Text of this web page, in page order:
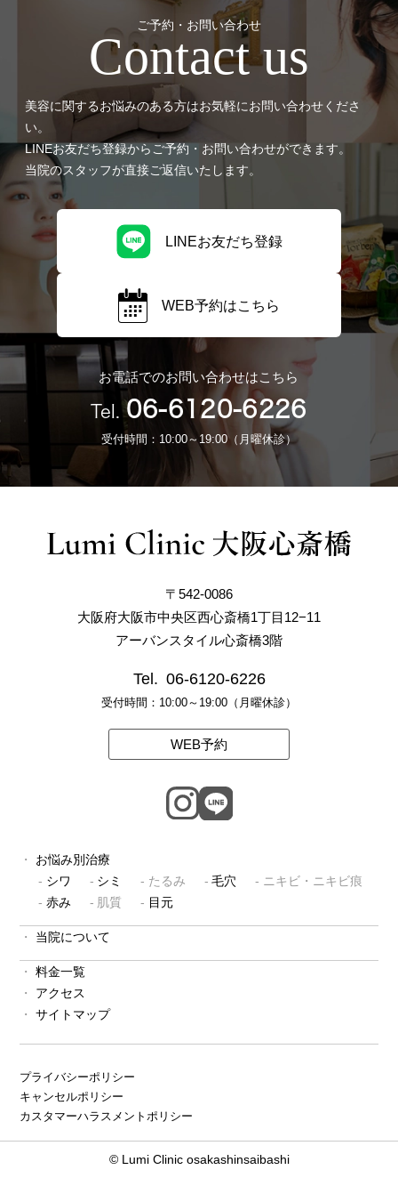
ご予約・お問い合わせ
Contact us
美容に関するお悩みのある方はお気軽にお問い合わせくださ
い。
LINEお友だち登録からご予約・お問い合わせができます。
当院のスタッフが直接ご返信いたします。
LINEお友だち登録
WEB予約はこちら
お電話でのお問い合わせはこちら
Tel. 06-6120-6226
受付時間：10:00～19:00（月曜休診）
〒542-0086
大阪府大阪市中央区西心斎橋1丁目12−11
アーバンスタイル心斎橋3階
Tel. 06-6120-6226
受付時間：10:00～19:00（月曜休診）
WEB予約
お悩み別治療
シワ
シミ たるみ 毛穴
ニキビ・ニキビ痕
赤み
肌質 目元
当院について
料金一覧
アクセス
サイトマップ
プライバシーポリシー
キャンセルポリシー
カスタマーハラスメントポリシー
© Lumi Clinic osakashinsaibashi